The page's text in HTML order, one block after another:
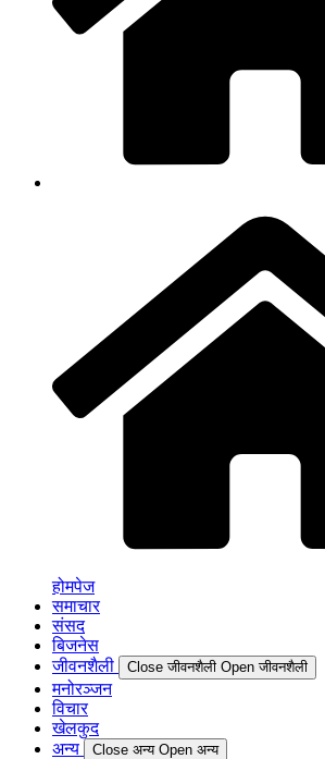
होमपेज
समाचार
संसद
बिजनेस
जीवनशैली
Close जीवनशैली Open जीवनशैली
मनोरञ्जन
विचार
खेलकुद
अन्य
Close अन्य Open अन्य